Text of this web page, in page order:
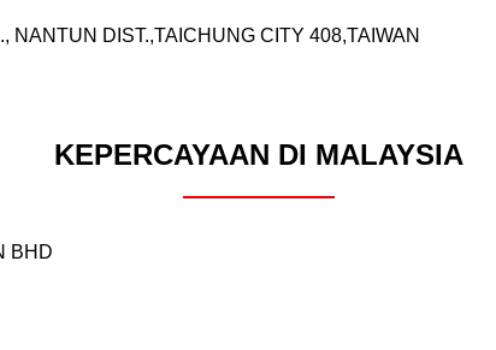
NANTUN DIST.,TAICHUNG CITY 408,TAIWAN
KEPERCAYAAN DI MALAYSIA
BHD